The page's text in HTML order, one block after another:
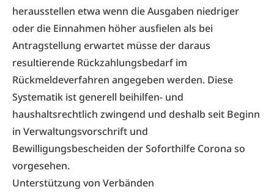
herausstellen etwa wenn die Ausgaben niedriger
oder die Einnahmen höher ausfielen als bei
Antragstellung erwartet müsse der daraus
resultierende Rückzahlungsbedarf im
Rückmeldeverfahren angegeben werden. Diese
Systematik ist generell beihilfen- und
haushaltsrechtlich zwingend und deshalb seit Beginn
in Verwaltungsvorschrift und
Bewilligungsbescheiden der Soforthilfe Corona so
vorgesehen.
Unterstützung von Verbänden